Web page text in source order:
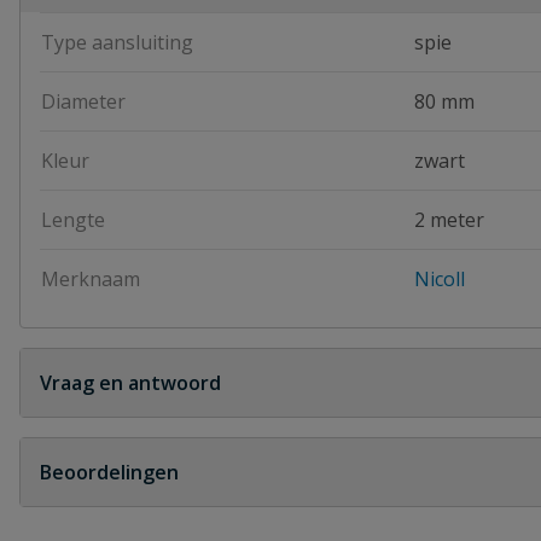
Type aansluiting spie
Diameter 80 mm
Kleur zwart
Lengte 2 meter
Merknaam Nicoll
Vraag en antwoord
Geen vragen
Beoordelingen